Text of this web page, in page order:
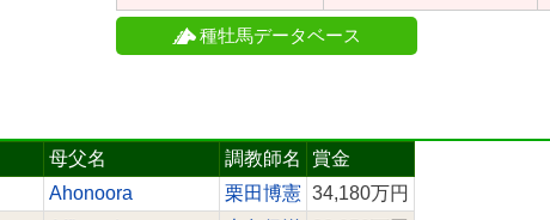
種牡馬データベース
母父名 調教師名
賞金
Ahonoora 栗田博憲 34,180万円